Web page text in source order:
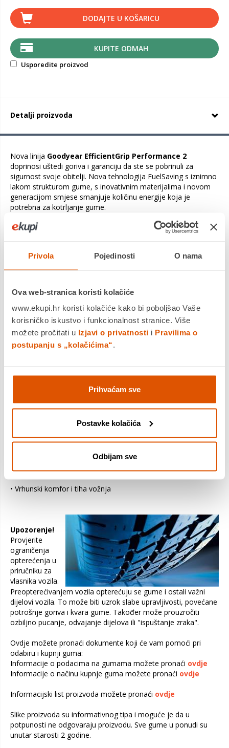
Privola Pojedinosti O nama
Ova web-stranica koristi kolačiće
www.ekupi.hr koristi kolačiće kako bi poboljšao Vaše
korisničko iskustvo i funkcionalnost stranice. Više
možete pročitati u Izjavi o privatnosti i Pravilima o
postupanju s „kolačićima“.
Prihvaćam sve
Postavke kolačića
Odbijam sve
DODAJTE U KOŠARICU
KUPITE ODMAH
Usporedite proizvod
Detalji proizvoda
Nova linija Goodyear EfficientGrip Performance 2
doprinosi uštedi goriva i garanciju da ste se pobrinuli za
sigurnost svoje obitelji. Nova tehnologija FuelSaving s iznimno
lakom strukturom gume, s inovativnim materijalima i novom
generacijom smjese smanjuje količinu energije koja je
potrebna za kotrljanje gume.
Goodyear EfficientGrip Performace 2
omogućava
prevoženih kilometara za isti novac. Uz sve to karakteristike
vožnje na mokroj podlozi su na visokom nivou u odnosu na
Značajke i prednosti:
• Tehnologija Wear-Control Technology – Kraći put kočenja i
ušteda goriva
na mokrim i suhim cestama
kotrljanja – Manja potrošnja goriva
• Neprekidni utori po obodu naplatka – Bolja kontrola nad
vozilom
• Pruža izvrsno prianjanje, smanjuje trenje i smanjuje otpor
kotrljanja
• Vrhunski komfor i tiha vožnja
Upozorenje!
Provjerite
ograničenja
opterećenja u
priručniku za
vlasnika vozila.
Preopterećivanjem vozila opterećuju se gume i ostali važni
dijelovi vozila. To može biti uzrok slabe upravljivosti, povećane
potrošnje goriva i kvara gume. Također može prouzročiti
ozbiljno pucanje, odvajanje dijelova ili "ispuštanje zraka".
Ovdje možete pronaći dokumente koji će vam pomoći pri
odabiru i kupnji guma:
Informacije o podacima na gumama možete pronaći ovdje
Informacije o načinu kupnje guma možete pronaći ovdje
Informacijski list proizvoda možete pronaći ovdje
Slike proizvoda su informativnog tipa i moguće je da u
potpunosti ne odgovaraju proizvodu. Sve gume u ponudi su
unutar starosti 2 godine.